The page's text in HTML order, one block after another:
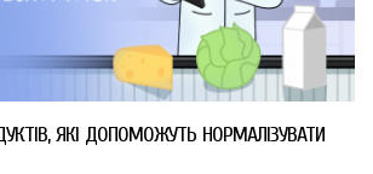
ЯКІ ДОПОМОЖУТЬ НОРМАЛІЗУВАТИ